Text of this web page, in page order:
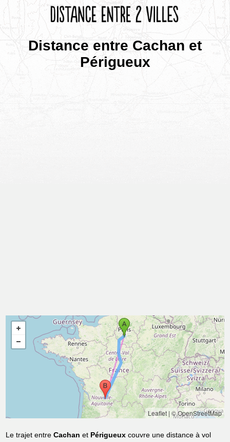
Distance entre Cachan et
Périgueux
Leaflet| © OpenStreetMap
Le trajet entreCachan et Périgueux couvre une distance à vol